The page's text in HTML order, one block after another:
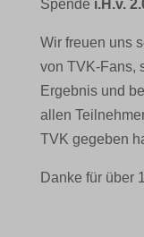
Spende i.H.v.
Wir freuen uns
von TVK-Fans,
Ergebnis und
allen
TVK gegeben
Danke für über